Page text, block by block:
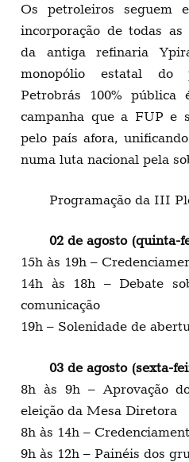
Os petroleiros seguem
incorporação de todas
da antiga refinaria
monopólio estatal do
Petrobrás 100%
campanha que a FUP e
pelo país afora,
numa luta nacional pela
Programação da III
02 de agosto (quinta-
15h às 19h –
14h às 18h – Debate
comunicação
19h – Solenidade de
03 de agosto (sexta-
8h às 9h – Aprovação
eleição da Mesa Diretora
8h às 14h –
9h às 12h – Painéis dos